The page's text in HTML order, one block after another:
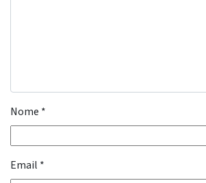
Nome *
Email *